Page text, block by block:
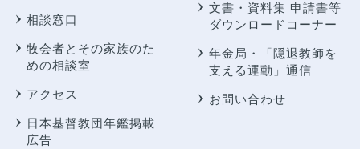
相談窓口
牧会者とその家族のた
めの相談室
アクセス
日本基督教団年鑑掲載
広告
文書・資料集 申請書等
ダウンロードコーナー
年金局・
「隠退教師を
支える運動」通信
お問い合わせ